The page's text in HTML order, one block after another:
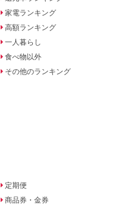
家電ランキング
高額ランキング
一人暮らし
食べ物以外
その他のランキング
定期便
商品券・金券